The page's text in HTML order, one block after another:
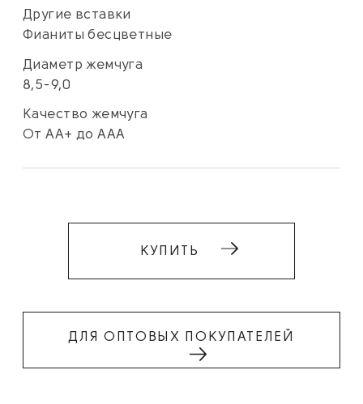
Другие вставки
Фианиты бесцветные
Диаметр жемчуга
8,5-9,0
Качество жемчуга
От АА+ до ААА
КУПИТЬ
ДЛЯ ОПТОВЫХ ПОКУПАТЕЛЕЙ